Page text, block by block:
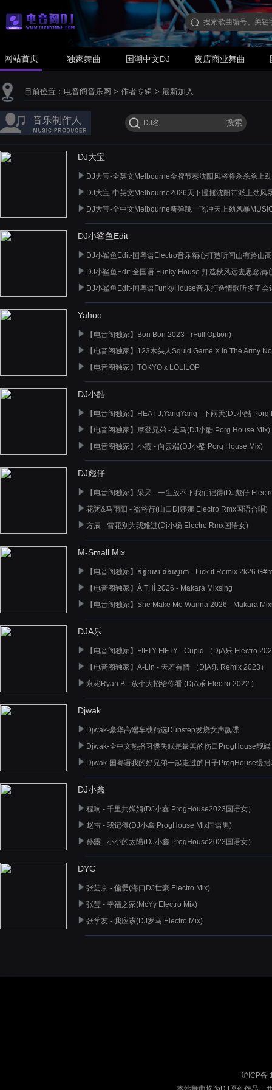
网站首页 独家舞曲 国潮中文DJ 夜店商业舞曲
目前位置： 电音阁音乐网 > 作者专辑 > 最新加入
音乐制作人
DJ大宝
DJ大宝-全英文Melbourne金牌节奏沈阳风将将杀杀杀上
DJ大宝-中英文Melbourne2026天下慢摇沈阳带派上劲风
DJ大宝-全中文Melbourne新弹跳一飞冲天上劲风暴
DJ小鲨鱼Edit
DJ小鲨鱼Edit-国粤语Electro音乐精心打造听闻山有路山
DJ小鲨鱼Edit-全国语 Funky House 打造秋风远去思念满
DJ小鲨鱼Edit-国粤语FunkyHouse音乐打造情歌听多了会
Yahoo
【电音阁独家】Bon Bon 2023 - (Full Option)
【电音阁独家】123木头人Squid Game X In The Army
【电音阁独家】TOKYO x LOLILOP
DJ小酷
【电音阁独家】HEAT J,YangYang - 下雨天(DJ小酷
【电音阁独家】摩登兄弟 - 走马(DJ小酷 Porg House Mix)
【电音阁独家】小霞 - 向云端(DJ小酷 Porg House Mix)
DJ彪仔
【电音阁独家】呆呆 - 一生放不下我们记得(DJ彪仔
花粥&马雨阳 - 盗将行(山口Dj娜娜 Electro Rmx国语合唱)
方辰 - 雪花别为我难过(Dj小杨 Electro Rmx国语女)
M-Small Mix
【电音阁独家】កិត្តិយស និងស្នេហា - Lick it Remix 2k26
【电音阁独家】À THÌ 2026 - Makara Mixsing
【电音阁独家】She Make Me Wanna 2026 - Makara
DJA乐
【电音阁独家】FIFTY FIFTY - Cupid （DjA乐 Electro
【电音阁独家】A-Lin - 天若有情 （DjA乐 Remix 2023）
永彬Ryan.B - 放个大招给你看 (DjA乐 Electro 2022 )
Djwak
Djwak-豪华高端车载精选Dubstep发烧女声靓碟
Djwak-全中文热播习惯失眠是最美的伤口ProgHouse靓碟
Djwak-国粤语我的好兄弟一起走过的日子ProgHouse慢
DJ小鑫
程响 - 千里共婵娟(DJ小鑫 ProgHouse2023国语女）
赵雷 - 我记得(DJ小鑫 ProgHouse Mix国语男)
孙露 - 小小的太陽(DJ小鑫 ProgHouse2023国语女）
DYG
张芸京 - 偏爱(海口DJ世豪 Electro Mix)
张莹 - 幸福之家(McYy Electro Mix)
张学友 - 我应该(DJ罗马 Electro Mix)
沪ICP备